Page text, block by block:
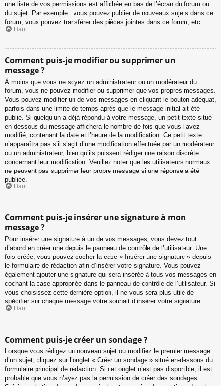
une liste de vos permissions est affichée en bas de l’écran du forum ou
du sujet. Par exemple : vous pouvez publier de nouveaux sujets dans ce
forum, vous pouvez transférer des pièces jointes dans ce forum, etc.
Haut
Comment puis-je modifier ou supprimer un
message ?
À moins que vous ne soyez un administrateur ou un modérateur du
forum, vous ne pouvez modifier ou supprimer que vos propres messages.
Vous pouvez modifier un de vos messages en cliquant le bouton adéquat,
parfois dans une limite de temps après que le message initial ait été
publié. Si quelqu’un a déjà répondu à votre message, un petit texte situé
en dessous du message affichera le nombre de fois que vous l’avez
modifié, contenant la date et l’heure de la modification. Ce petit texte
n’apparaîtra pas s’il s’agit d’une modification effectuée par un modérateur
ou un administrateur, bien qu’ils puissent rédiger une raison discrète
concernant leur modification. Veuillez noter que les utilisateurs normaux
ne peuvent pas supprimer leur propre message si une réponse a été
publiée.
Haut
Comment puis-je insérer une signature à mon
message ?
Pour insérer une signature à un de vos messages, vous devez tout
d’abord en créer une depuis le panneau de contrôle de l’utilisateur. Une
fois créée, vous pouvez cocher la case « Insérer une signature » depuis
le formulaire de rédaction afin d’insérer votre signature. Vous pouvez
également ajouter une signature qui sera insérée à tous vos messages en
cochant la case appropriée dans le panneau de contrôle de l’utilisateur. Si
vous choisissez cette dernière option, il ne vous sera plus utile de
spécifier sur chaque message votre souhait d’insérer votre signature.
Haut
Comment puis-je créer un sondage ?
Lorsque vous rédigez un nouveau sujet ou modifiez le premier message
d’un sujet, cliquez sur l’onglet « Créer un sondage » situé en-dessous du
formulaire principal de rédaction. Si cet onglet n’est pas disponible, il est
probable que vous n’ayez pas la permission de créer des sondages.